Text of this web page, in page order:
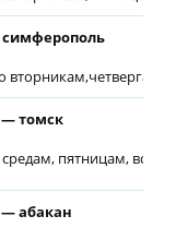
томск
средам, пятницам,
абакан